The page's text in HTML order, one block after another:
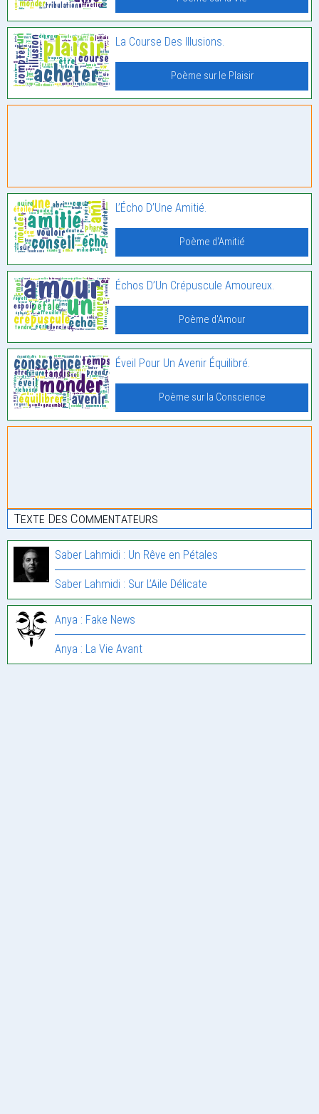
La Course Des Illusions.
Poème sur le Plaisir
L’Écho D’Une Amitié.
Poème d'Amitié
Échos D’Un Crépuscule Amoureux.
Poème d'Amour
Éveil Pour Un Avenir Équilibré.
Poème sur la Conscience
Texte Des Commentateurs
Saber Lahmidi : Un Rêve en Pétales
Saber Lahmidi : Sur L’Aile Délicate
Anya : Fake News
Anya : La Vie Avant